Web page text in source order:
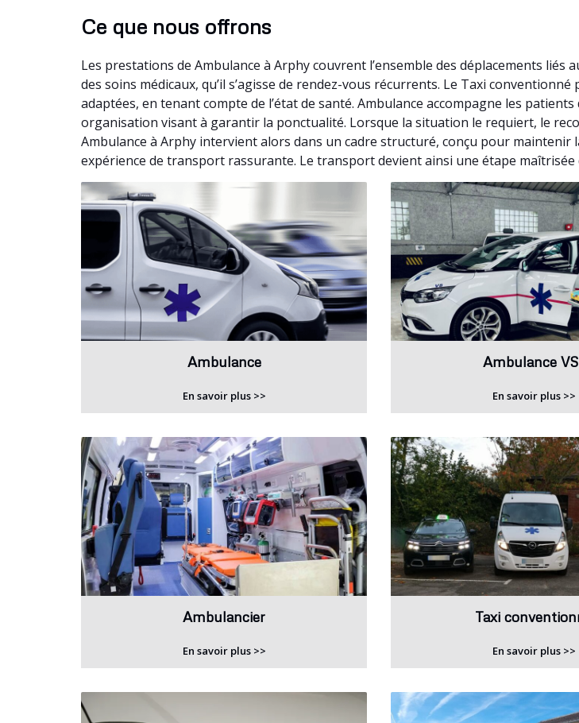
Ce que nous offrons
Les prestations de Ambulance à Arphy couvrent l’ensemble des déplacements
des soins médicaux, qu’il s’agisse de rendez-vous récurrents. Le Taxi
adaptées, en tenant compte de l’état de santé. Ambulance accompagne les
organisation visant à garantir la ponctualité. Lorsque la situation le requiert, le
Ambulance à Arphy intervient alors dans un cadre structuré, conçu pour
expérience de transport rassurante. Le transport devient ainsi une étape maîtrisée
Ambulance
En savoir plus >>
Ambulance
En savoir plus >>
Ambulancier
En savoir plus >>
Taxi
En savoir plus >>